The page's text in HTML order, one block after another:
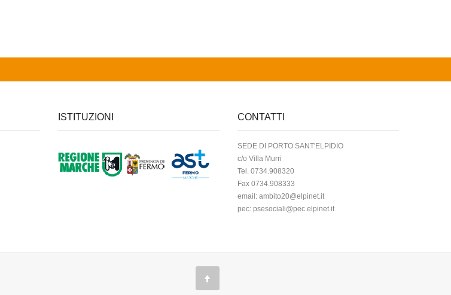
ISTITUZIONI CONTATTI
SEDE DI PORTO SANT'ELPIDIO
c/o Villa Murri
Tel. 0734.908320
Fax 0734.908333
email: ambito20@elpinet.it
pec: psesociali@pec.elpinet.it